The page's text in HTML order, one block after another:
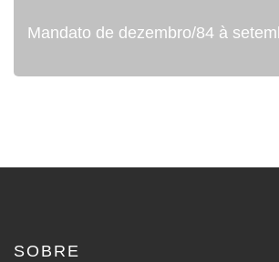
Mandato de dezembro/84 à
SOBRE